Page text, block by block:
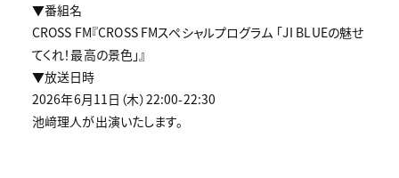
▼番組名
CROSS FM『CROSS FMスペシャルプログラム 「JI BLUEの魅せ
てくれ！最高の景色」』
▼放送日時
2026年6月11日（木）22:00-22:30
池﨑理人が出演いたします。